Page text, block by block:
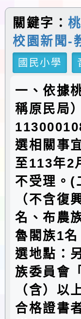
關鍵字：
校園新聞-
國民小學
一、依據
稱原民局
選相關事
至113年2
不受理。(
（不含復
名、布農
魯閣族1
選地點：
族委員會
（含）以
合格證書